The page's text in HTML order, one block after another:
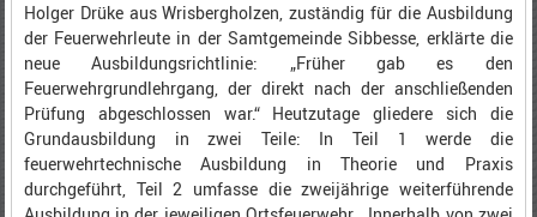
Holger Drüke aus Wrisbergholzen, zuständig für die Ausbildung
der Feuerwehrleute in der Samtgemeinde Sibbesse, erklärte die
neue Ausbildungsrichtlinie: „Früher gab es den
Feuerwehrgrundlehrgang, der direkt nach der anschließenden
Prüfung abgeschlossen war.“ Heutzutage gliedere sich die
Grundausbildung in zwei Teile: In Teil 1 werde die
feuerwehrtechnische Ausbildung in Theorie und Praxis
durchgeführt, Teil 2 umfasse die zweijährige weiterführende